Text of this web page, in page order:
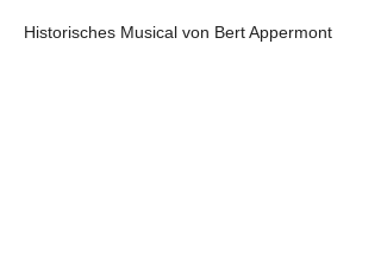
Historisches Musical von Bert Appermont